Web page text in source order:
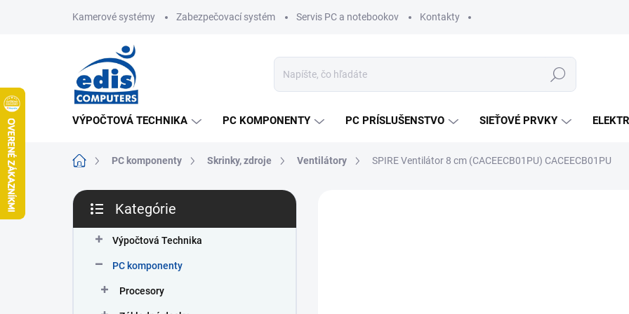
Kamerové systémy Zabezpečovací systém Servis PC a notebookov Kontakty
Hľadať
VÝPOČTOVÁ TECHNIKA PC KOMPONENTY PC PRÍSLUŠENSTVO SIEŤOVÉ PRVKY
DomovPC komponenty Skrinky, zdroje Ventilátory SPIRE Ventilátor 8 cm (CACEECB01PU) CACEECB01PU
B
č
kategórie
Kategórie
Výpočtová Technika
PC komponenty
Procesory